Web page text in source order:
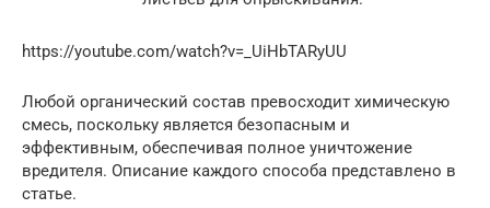
https://youtube.com/watch?v=_UiHbTARyUU
Любой органический состав превосходит химическую
смесь, поскольку является безопасным и
эффективным, обеспечивая полное уничтожение
вредителя. Описание каждого способа представлено в
статье.